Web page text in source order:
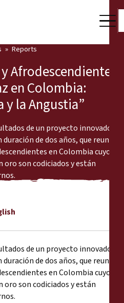
Reports
Afrodescendientes
en Colombia:
y la Angustia”
de un proyecto innovador
de dos años, que reunió a
en Colombia cuyos
son codiciados y están
de un proyecto innovador
de dos años, que reunió a
en Colombia cuyos
son codiciados y están